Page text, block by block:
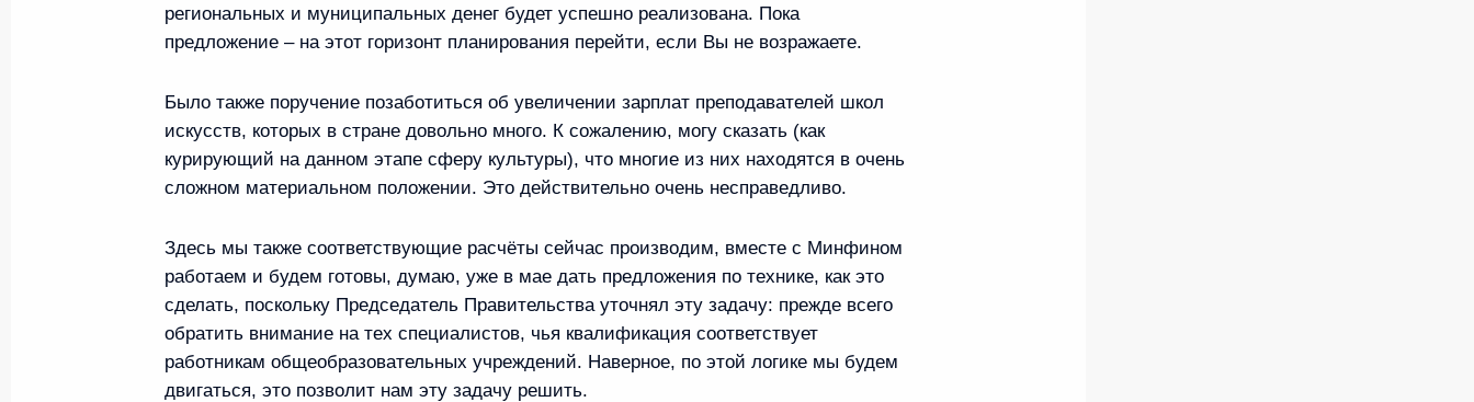
Об инициативах Президента России по развитию международной
системы безопасной эксплуатации объектов атомной энергетики
26 апреля 2011 года, 17:00
Пресс-конференция по итогам саммита «Группы двадцати»
28 июня 2010 года, 01:00
региональных и муниципальных денег будет успешно реализована. Пока
предложение – на этот горизонт планирования перейти, если Вы не возражаете.
Было также поручение позаботиться об увеличении зарплат преподавателей школ
искусств, которых в стране довольно много. К сожалению, могу сказать (как
курирующий на данном этапе сферу культуры), что многие из них находятся в очень
сложном материальном положении. Это действительно очень несправедливо.
Здесь мы также соответствующие расчёты сейчас производим, вместе с Минфином
работаем и будем готовы, думаю, уже в мае дать предложения по технике, как это
сделать, поскольку Председатель Правительства уточнял эту задачу: прежде всего
обратить внимание на тех специалистов, чья квалификация соответствует
работникам общеобразовательных учреждений. Наверное, по этой логике мы будем
двигаться, это позволит нам эту задачу решить.